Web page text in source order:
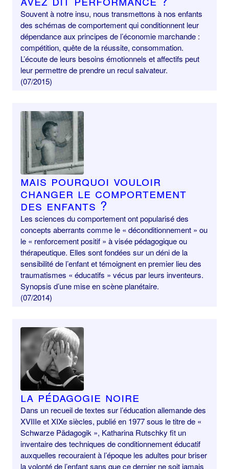
Souvent à notre insu, nous transmettons à nos enfants
des schémas de comportement qui conditionnent leur
dépendance aux principes de l’économie marchande :
compétition, quête de la réussite, consommation.
L’écoute de leurs besoins émotionnels et affectifs peut
leur permettre de prendre un recul salvateur.
(07/2015)
Mais pourquoi vouloir
changer le comportement
des enfants ?
Les sciences du comportement ont popularisé des
concepts aberrants comme le « déconditionnement » ou
le « renforcement positif » à visée pédagogique ou
thérapeutique. Elles sont fondées sur un déni de la
sensibilité de l’enfant et témoignent en premier lieu des
traumatismes « éducatifs » vécus par leurs inventeurs.
Synopsis d’une mise en scène planétaire.
(07/2014)
La Pédagogie noire
Dans un recueil de textes sur l’éducation allemande des
XVIIIe et XIXe siècles, publié en 1977 sous le titre de «
Schwarze Pädagogik », Katharina Rutschky fit un
inventaire des techniques de conditionnement éducatif
auxquelles recouraient à l’époque les adultes pour briser
la volonté de l’enfant sans que ce dernier ne soit jamais